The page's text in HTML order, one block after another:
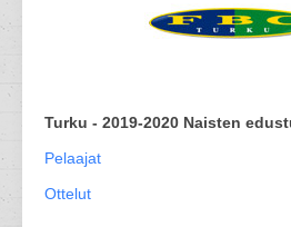
Turku - 2019-2020 Naisten
Pelaajat
Ottelut